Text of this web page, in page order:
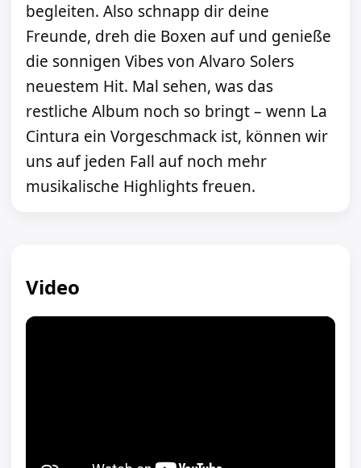
begleiten. Also schnapp dir deine
Freunde, dreh die Boxen auf und genieße
die sonnigen Vibes von Alvaro Solers
neuestem Hit. Mal sehen, was das
restliche Album noch so bringt – wenn La
Cintura ein Vorgeschmack ist, können wir
uns auf jeden Fall auf noch mehr
musikalische Highlights freuen.
Video